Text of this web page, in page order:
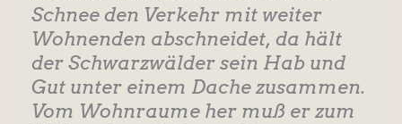
Schnee den Verkehr mit weiter
Wohnenden abschneidet, da hält
der Schwarzwälder sein Hab und
Gut unter einem Dache zusammen.
Vom Wohnraume her muß er zum